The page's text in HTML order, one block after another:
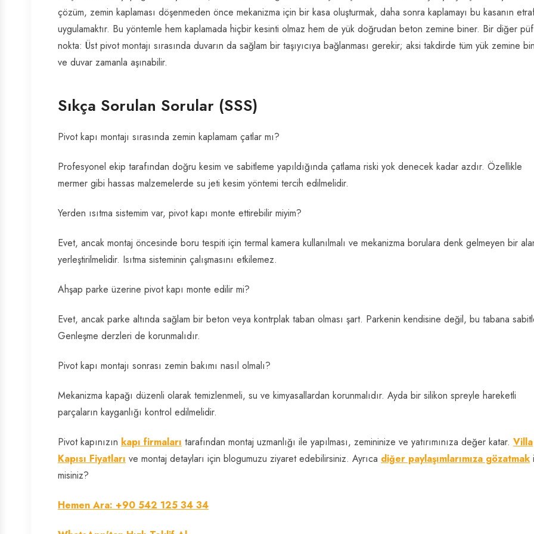
çözüm, zemin kaplaması döşenmeden önce mekanizma için bir kasa oluşturmak, daha sonra kaplamayı bu kasanın
uygulamaktır. Bu yöntemle hem kaplamada hiçbir kesinti olmaz hem de yük doğrudan beton zemine biner. Bir diğer püf
nokta: Üst pivot montajı sırasında duvarın da sağlam bir taşıyıcıya bağlanması gerekir; aksi takdirde tüm yük zemine
ve duvar zamanla aşınabilir.
Sıkça Sorulan Sorular (SSS)
Pivot kapı montajı sırasında zemin kaplamam çatlar mı?
Profesyonel ekip tarafından doğru kesim ve sabitleme yapıldığında çatlama riski yok denecek kadar azdır. Özellikle
mermer gibi hassas malzemelerde su jeti kesim yöntemi tercih edilmelidir.
Yerden ısıtma sistemim var, pivot kapı monte ettirebilir miyim?
Evet, ancak montaj öncesinde boru tespiti için termal kamera kullanılmalı ve mekanizma borulara denk gelmeyen bir
yerleştirilmelidir. Isıtma sisteminin çalışmasını etkilemez.
Ahşap parke üzerine pivot kapı monte edilir mi?
Evet, ancak parke altında sağlam bir beton veya kontrplak taban olması şart. Parkenin kendisine değil, bu tabana
Genleşme derzleri de korunmalıdır.
Pivot kapı montajı sonrası zemin bakımı nasıl olmalı?
Mekanizma kapağı düzenli olarak temizlenmeli, su ve kimyasallardan korunmalıdır. Ayda bir silikon spreyle hareketli
parçaların kayganlığı kontrol edilmelidir.
Pivot kapınızın kapı firmaları tarafından montaj uzmanlığı ile yapılması, zemininize ve yatırımınıza değer katar. Villa
Kapısı Fiyatları ve montaj detayları için blogumuzu ziyaret edebilirsiniz. Ayrıca diğer paylaşımlarımıza gözatmak
misiniz?
Hemen Ara: +90 542 125 34 34